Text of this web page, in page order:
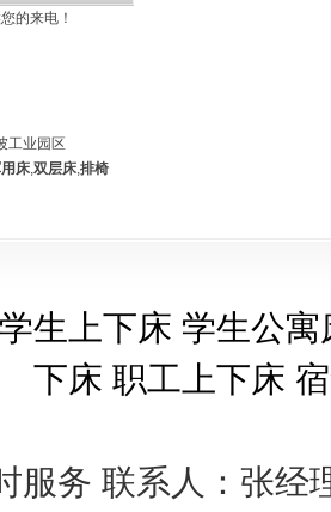
的来电！
工业园区
床,双层床,排椅
学生上下床 学生公寓
下床 职工上下床
服务 联系人：张经